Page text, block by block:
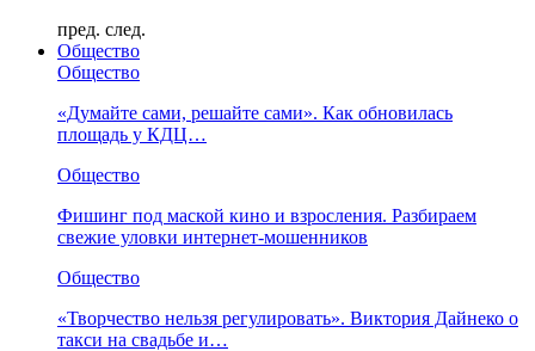
пред. след.
Общество
Общество
«Думайте сами, решайте сами». Как обновилась
площадь у КДЦ…
Общество
Фишинг под маской кино и взросления. Разбираем
свежие уловки интернет-мошенников
Общество
«Творчество нельзя регулировать». Виктория Дайнеко о
такси на свадьбе и…